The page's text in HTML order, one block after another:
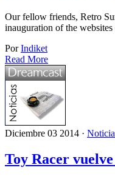
Our fellow friends, Retro
inauguration of the
PorIndiket
Read More
Diciembre 03 2014 ·
Toy Racer